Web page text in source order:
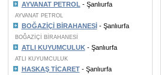
AYVANAT PETROL - Şanlıurfa
AYVANAT PETROL
BOĞAZİÇİ BİRAHANESİ- Şanlıurfa
BOĞAZİÇİ BİRAHANESİ
ATLI KUYUMCULUK- Şanlıurfa
ATLI KUYUMCULUK
HASKAŞ TİCARET- Şanlıurfa